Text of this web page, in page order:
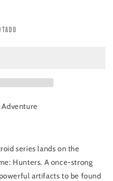
series lands on the
Hunters. A once-strong
artifacts to be found